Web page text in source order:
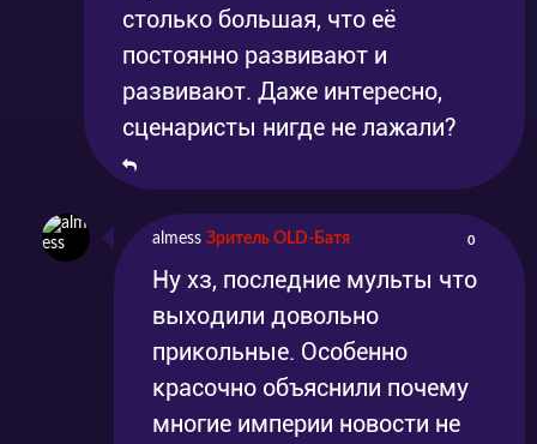
столько большая, что её
постоянно развивают и
развивают. Даже интересно,
сценаристы нигде не лажали?
almess Зритель OLD-Батя 0
Ну хз, последние мульты что
выходили довольно
прикольные. Особенно
красочно объяснили почему
многие империи новости не